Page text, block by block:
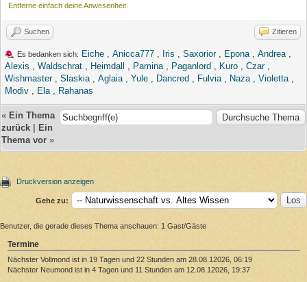
Entferne einfach deine Anwesenheit.
Suchen Zitieren
Es bedanken sich: Eiche Anicca777 Iris Saxorior, Epona Andrea
Alexis
Waldschrat Heimdall Pamina Paganlord Kuro Czar,
Wishmaster, Slaskia Aglaia Yule Dancred Fulvia Naza Violetta
Modiv
Ela Rahanas
« Ein Thema
zurück
Ein
Thema vor »
Druckversion anzeigen
Gehe zu:
Benutzer, die gerade dieses Thema anschauen: 1 Gast/Gäste
Termine
Nächster Vollmond ist in 19 Tagen und 22 Stunden am 28.08.12026, 06:19
Nächster Neumond ist in 4 Tagen und 11 Stunden am 12.08.12026, 19:37